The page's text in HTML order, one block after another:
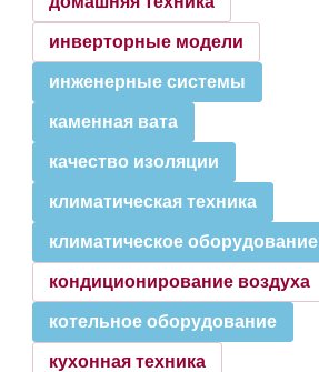
инверторные модели
инженерные системы
каменная вата
качество изоляции
климатическая техника
климатическое оборудование
кондиционирование воздуха
котельное оборудование
кухонная техника